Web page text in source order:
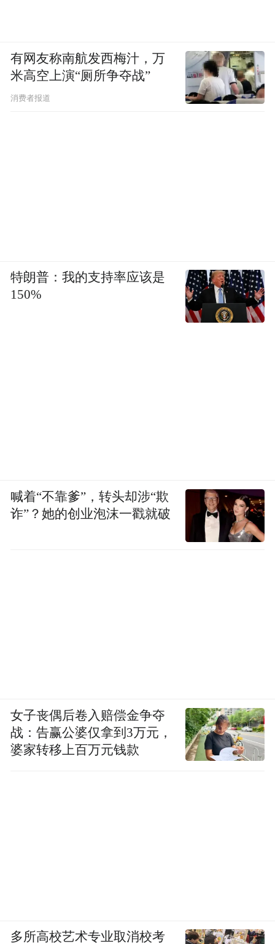
有网友称南航发西梅汁，万
米高空上演“厕所争夺战”
消费者报道
特朗普：我的支持率应该是
150%
喊着“不靠爹”，转头却涉“欺
诈”？她的创业泡沫一戳就破
女子丧偶后卷入赔偿金争夺
战：告赢公婆仅拿到3万元，
婆家转移上百万元钱款
多所高校艺术专业取消校考